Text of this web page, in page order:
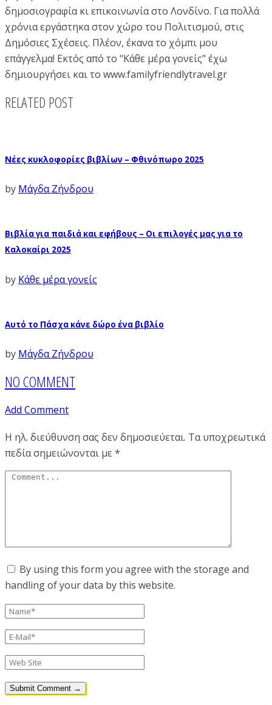
δημοσιογραφία κι επικοινωνία στο Λονδίνο. Για πολλά
χρόνια εργάστηκα στον χώρο του Πολιτισμού, στις
Δημόσιες Σχέσεις. Πλέον, έκανα το χόμπι μου
επάγγελμα! Εκτός από το "Κάθε μέρα γονείς" έχω
δημιουργήσει και το www.familyfriendlytravel.gr
RELATED POST
Νέες κυκλοφορίες βιβλίων – Φθινόπωρο 2025
by Μάγδα Ζήνδρου
Βιβλία για παιδιά και εφήβους – Οι επιλογές μας για το
Καλοκαίρι 2025
by Κάθε μέρα γονείς
Αυτό το Πάσχα κάνε δώρο ένα βιβλίο
by Μάγδα Ζήνδρου
NO COMMENT
Add Comment
Η ηλ. διεύθυνση σας δεν δημοσιεύεται. Τα υποχρεωτικά
πεδία σημειώνονται με*
By using this form you agree with the storage and
handling of your data by this website.